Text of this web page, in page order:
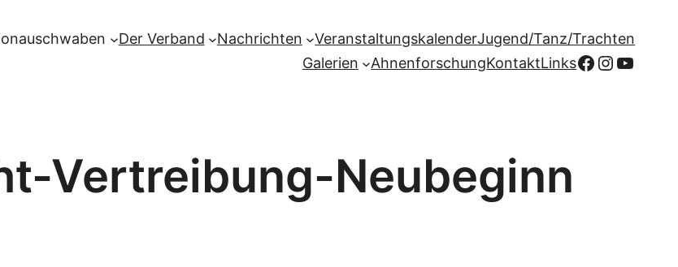
Der Verband Nachrichten VeranstaltungskalenderJugend/Tanz/Trachten
Galerien
AhnenforschungKontaktLinksFacebook
Vertreibung-Neubeginn